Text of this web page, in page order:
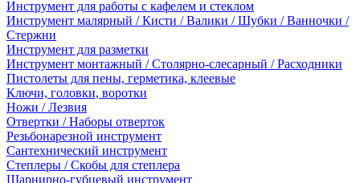
Инструмент для работы с кафелем и стеклом
Инструмент малярный / Кисти / Валики / Шубки / Ванночки /
Стержни
Инструмент для разметки
Инструмент монтажный / Столярно-слесарный / Расходники
Пистолеты для пены, герметика, клеевые
Ключи, головки, воротки
Ножи / Лезвия
Отвертки / Наборы отверток
Резьбонарезной инструмент
Сантехнический инструмент
Степлеры / Скобы для степлера
Шарнирно-губцевый инструмент